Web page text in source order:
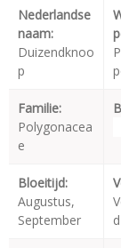
Nederlandse
naam:
Duizendknoo
p
Familie:
Polygonacea
e
Bloeitijd:
Augustus,
September